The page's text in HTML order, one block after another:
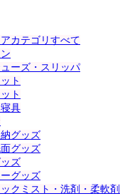
カテゴリすべて
ーズ・スリッパ
ト
ト
具
グッズ
グッズ
ッズ
グッズ
クミスト・洗剤・柔軟剤